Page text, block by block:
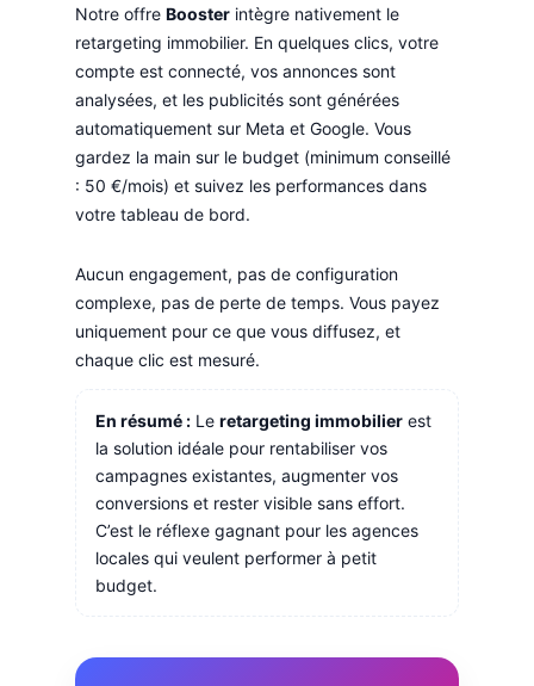
Notre offre Boosterintègre nativement le
retargeting immobilier. En quelques clics, votre
compte est connecté, vos annonces sont
analysées, et les publicités sont générées
automatiquement sur Meta et Google. Vous
gardez la main sur le budget (minimum conseillé
: 50 €/mois) et suivez les performances dans
votre tableau de bord.
Aucun engagement, pas de configuration
complexe, pas de perte de temps. Vous payez
uniquement pour ce que vous diffusez, et
chaque clic est mesuré.
En résumé :Le retargeting immobilierest
la solution idéale pour rentabiliser vos
campagnes existantes, augmenter vos
conversions et rester visible sans effort.
C’est le réflexe gagnant pour les agences
locales qui veulent performer à petit
budget.